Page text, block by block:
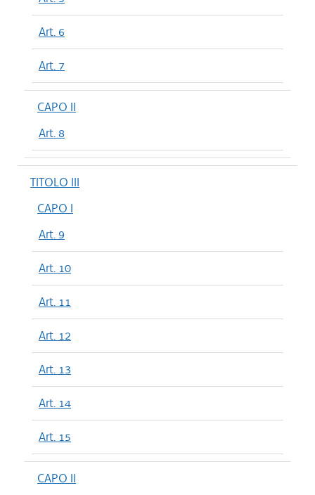
Art. 6
Art. 7
CAPO II
Art. 8
TITOLO III
CAPO I
Art. 9
Art. 10
Art. 11
Art. 12
Art. 13
Art. 14
Art. 15
CAPO II